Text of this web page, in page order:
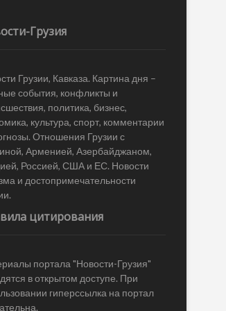
Грузия
Грузии, Кавказа. Картина дня –
события, конфликты и
политика, бизнес,
культура, спорт, комментарии
Отношения Грузии с
Арменией, Азербайджаном,
Россией, США и ЕС. Новости
и достопримечательности
цитирования
портала "Новости-Грузия"
в открытом доступе. При
гиперссылка на портал